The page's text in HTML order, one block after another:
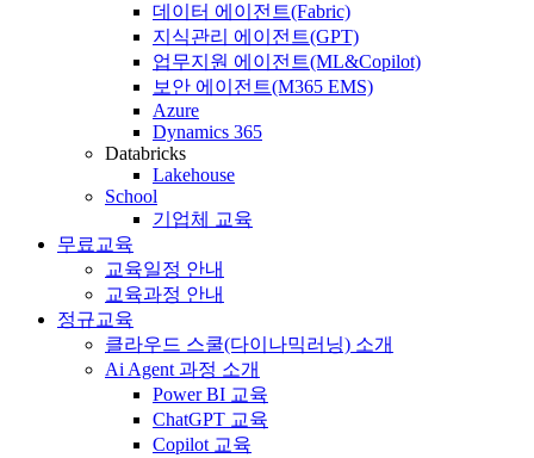
데이터 에이전트(Fabric)
지식관리 에이전트(GPT)
업무지원 에이전트(ML&Copilot)
보안 에이전트(M365 EMS)
Azure
Dynamics 365
Databricks
Lakehouse
School
기업체 교육
무료교육
교육일정 안내
교육과정 안내
정규교육
클라우드 스쿨(다이나믹러닝) 소개
Ai Agent 과정 소개
Power BI 교육
ChatGPT 교육
Copilot 교육